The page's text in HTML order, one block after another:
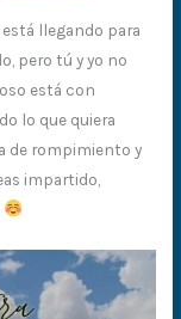
llegando para
pero tú y yo no
está con
lo que quiera
de rompimiento y
impartido,